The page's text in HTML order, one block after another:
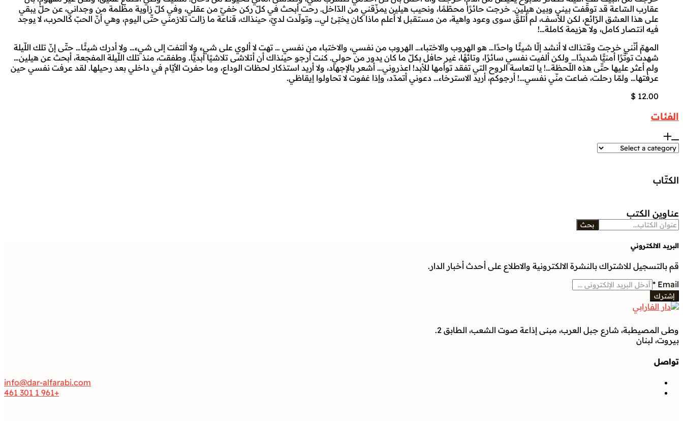
عقارب السّاعة قد توقّفت بيني وبين هيلين. خرجت حائرًا محطّمًا، ونحيب هيلين يمزّقني من الدّاخل. رحت أبحث في كلّ ركن خفيّ من عقلي، وفي كلّ زاوية مظلمة من وجداني، عن حلّ يبقي
على هذا العشق الرّائع، لكن للأسف، لم أتلقّ سوى وعود واهية، من مستقبل لا أعلم ماذا كان يخبّئ لي… وتولّدت لديّ، حينذاك، قناعة ما زالت تلازمني حتّى اليوم، وهي أنّ الحبّ كالحرب، لا يوجد
فيه انتصار كامل، ولا هزيمة كاملة…!
المهمّ أنّني خرجت وقتذاك لا أنشد إلّا شيئًا واحدًا… هو الهروب والاختباء… الهروب من نفسي، والاختباء من نفسي … تهت لا ألوي على شيء ولا ألتفت إلى شيء… ولا أدرك شيئًا… حتّى إنّ تلك اللّيلة
شهدت توتّرًا أمنيًّا شديدًا… ولكن ألفيت نفسي سائرًا، وتائهًا، غير حافل بكلّ ما كان يدور من حولي. كنت أرجو حينذاك أن أتلاشى تلاشيًا أبديًّا. وطفقت، منذ تلك اللّيلة المفجعة، أبحث عن هيلين…
ولم أعثر عليها حتّى هذه اللّحظة…! يا لتعاسة الروح التي تفقد توأمها للأبد! اعذروني… أشعر بالإجهاد، ولا أريد استذكار لحظات الوداع، وما حفرت الأيّام في داخلي بعد رحيلها. لقد عرفت نفسي حين
عرفتها… ولمّا رحلت، ضاعت منّي نفسي…! أرجوكم، أريد الاسترخاء… دعوني أتمدّد، وإذا غفوت لا تحاولوا إيقاظي.
$ 12.00
الفئات
الكتّاب
عناوين الكتب
بحث
البريد الالكتروني
قم بالتسجيل للاشتراك بالنشرة الالكترونية والاطلاع على أحدث أخبار الدار.
Email
*
إشترك
وطى المصيطبة، شارع جبل العرب، مبنى إذاعة صوت الشعب، الطابق 2.
بيروت، لبنان
تواصل
info@dar-alfarabi.com
+961 1 301 461